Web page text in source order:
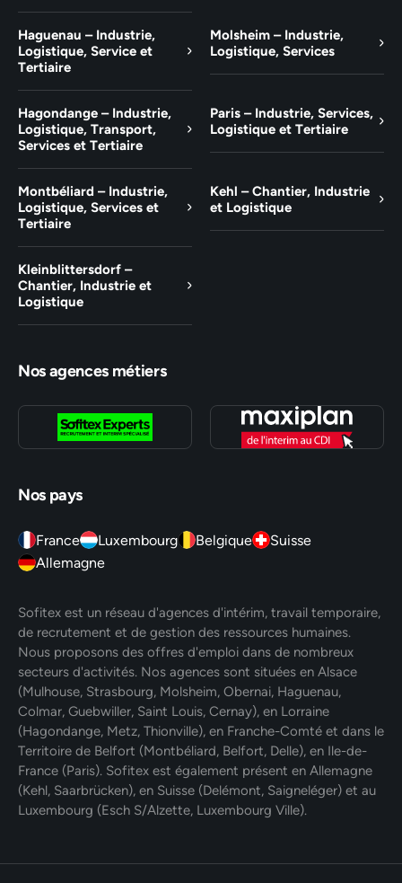
Haguenau – Industrie,
Logistique, Service et
Tertiaire
Molsheim – Industrie,
Logistique, Services
Hagondange – Industrie,
Logistique, Transport,
Services et Tertiaire
Paris – Industrie, Services,
Logistique et Tertiaire
Montbéliard – Industrie,
Logistique, Services et
Tertiaire
Kehl – Chantier, Industrie
et Logistique
Kleinblittersdorf –
Chantier, Industrie et
Logistique
Nos agences métiers
Nos pays
France Luxembourg Belgique
Suisse
Allemagne
Sofitex est un réseau d'agences d'intérim, travail temporaire,
de recrutement et de gestion des ressources humaines.
Nous proposons des offres d'emploi dans de nombreux
secteurs d'activités. Nos agences sont situées en Alsace
(Mulhouse, Strasbourg, Molsheim, Obernai, Haguenau,
Colmar, Guebwiller, Saint Louis, Cernay), en Lorraine
(Hagondange, Metz, Thionville), en Franche-Comté et dans le
Territoire de Belfort (Montbéliard, Belfort, Delle), en Ile-de-
France (Paris). Sofitex est également présent en Allemagne
(Kehl, Saarbrücken), en Suisse (Delémont, Saigneléger) et au
Luxembourg (Esch S/Alzette, Luxembourg Ville).